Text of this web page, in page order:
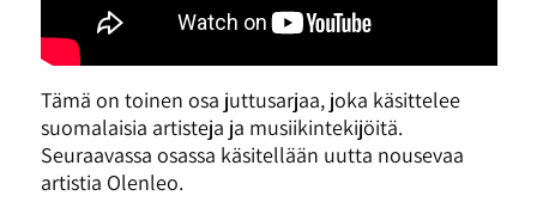
Tämä on toinen osa juttusarjaa, joka käsittelee
suomalaisia artisteja ja musiikintekijöitä.
Seuraavassa osassa käsitellään uutta nousevaa
artistia Olenleo.